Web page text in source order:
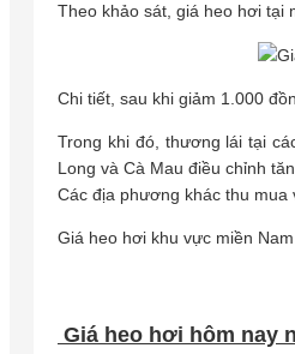
Theo khảo sát, giá heo hơi tại
Chi tiết, sau khi giảm 1.000
Trong khi đó, thương lái tại
Long và Cà Mau điều chỉnh
Các địa phương khác thu mua
Giá heo hơi khu vực miền
Giá heo hơi hôm nay